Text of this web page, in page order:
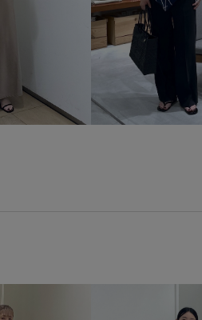
ヴィンテージ感 主役アイテム
快適な着心地 抜け感